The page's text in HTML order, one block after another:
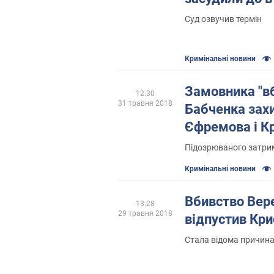
Суд озвучив термін
Кримінальні новини
Замовника
Бабченка
Єфремова і
Підозрюваного
Кримінальні новини
12:30
31 травня 2018
Вбивство
відпустив
Стала відома причина
13:28
29 травня 2018